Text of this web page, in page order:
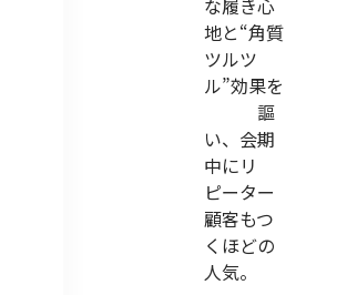
な履き心
地と“角質
ツルツ
ル”効果を
謳
い、会期
中にリ
ピーター
顧客もつ
くほどの
人気。